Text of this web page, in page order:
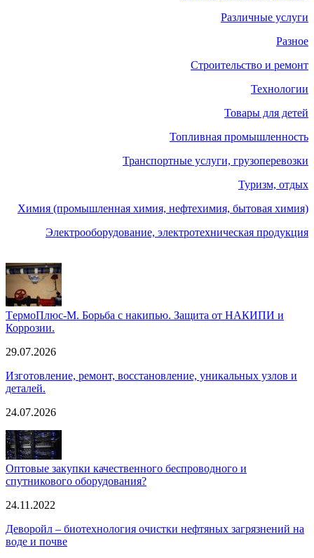
Различные услуги
Разное
Строительство и ремонт
Технологии
Товары для детей
Топливная промышленность
Транспортные услуги, грузоперевозки
Туризм, отдых
Химия (промышленная химия, нефтехимия, бытовая химия)
Электрооборудование, электротехническая продукция
TермоПлюс-М. Борьба с накипью. Защита от НАКИПИ и
Коррозии.
29.07.2026
Изготовление, ремонт, восстановление, уникальных узлов и
деталей.
24.07.2026
Оптовые закупки качественного беспроводного и
спутникового оборудования?
24.11.2022
Деворойл – биотехнология очистки нефтяных загрязнений на
воде и почве